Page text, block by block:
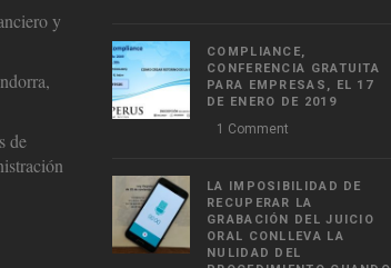
y
de
COMPLIANCE,
CONFERENCIA GRATUITA
PARA EMPRESAS, EL 17
DE ENERO DE 2019
1 Comment
LA IMPOSIBILIDAD DE
RECUPERAR LA
GRABACIÓN DEL JUICIO
ORAL CONLLEVA LA
NULIDAD DEL